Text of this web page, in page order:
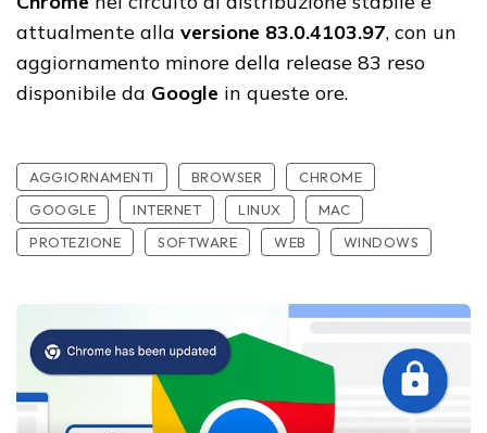
attualmente alla versione 83.0.4103.97, con un
aggiornamento minore della release 83 reso
disponibile da Google in queste ore.
AGGIORNAMENTI BROWSER
CHROME
GOOGLE
INTERNET LINUX
MAC
PROTEZIONE
SOFTWARE WEB WINDOWS